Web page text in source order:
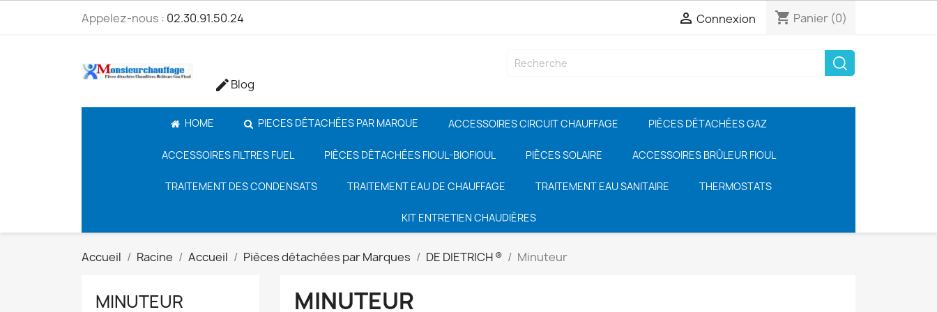
Appelez-nous : 02.30.91.50.24  Connexion shopping_cart Panier (0)
Blog
HOME PIECES DÉTACHÉES PAR MARQUE ACCESSOIRES CIRCUIT CHAUFFAGE PIÈCES DÉTACHÉES GAZ
ACCESSOIRES FILTRES FUEL PIÈCES DÉTACHÉES FIOUL-BIOFIOUL PIÈCES SOLAIRE ACCESSOIRES BRÛLEUR FIOUL
TRAITEMENT DES CONDENSATS TRAITEMENT EAU DE CHAUFFAGE TRAITEMENT EAU SANITAIRE THERMOSTATS
KIT ENTRETIEN CHAUDIÈRES
Accueil Racine Accueil Pièces détachées par Marques DE DIETRICH ® Minuteur
MINUTEUR MINUTEUR